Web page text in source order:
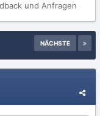
und Anfragen
NÄCHSTE